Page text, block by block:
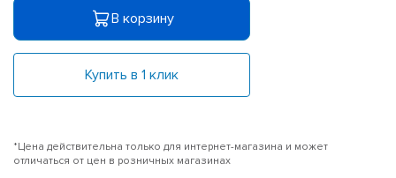
В корзину
Купить в 1 клик
*Цена действительна только для интернет-магазина и может
отличаться от цен в розничных магазинах